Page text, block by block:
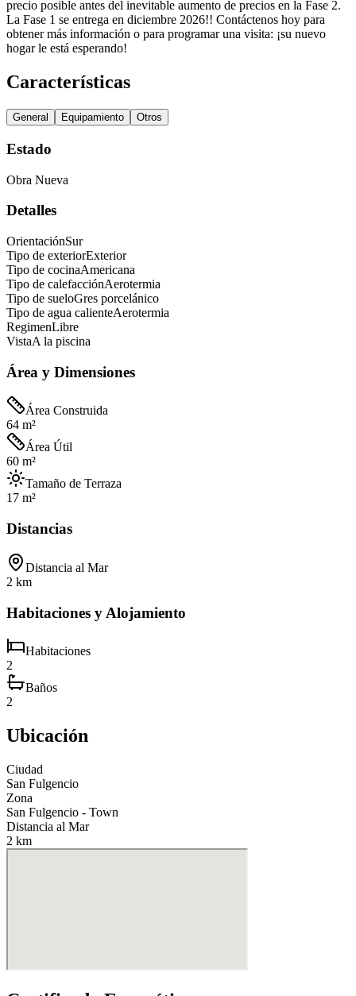
precio posible antes del inevitable aumento de precios en la Fase 2.
La Fase 1 se entrega en diciembre 2026!! Contáctenos hoy para
obtener más información o para programar una visita: ¡su nuevo
hogar le está esperando!
Características
General Equipamiento Otros
Estado
Obra Nueva
Detalles
OrientaciónSur
Tipo de exteriorExterior
Tipo de cocinaAmericana
Tipo de calefacciónAerotermia
Tipo de sueloGres porcelánico
Tipo de agua calienteAerotermia
RegimenLibre
VistaA la piscina
Área y Dimensiones
Área Construida
64 m²
Área Útil
60 m²
Tamaño de Terraza
17 m²
Distancias
Distancia al Mar
2 km
Habitaciones y Alojamiento
Habitaciones
2
Baños
2
Ubicación
Ciudad
San Fulgencio
Zona
San Fulgencio - Town
Distancia al Mar
2 km